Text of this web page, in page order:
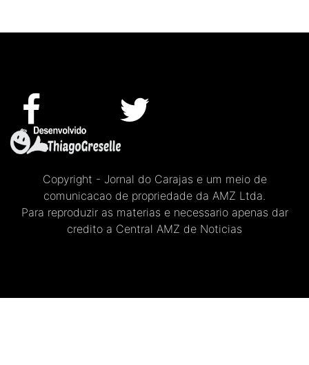
Copyright - Jornal do Carajas e um meio de
comunicacao de propriedade da AMZ Ltda.
Para reproduzir as materias e necessario apenas dar
credito a Central AMZ de Noticias